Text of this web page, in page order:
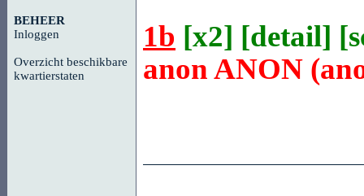
BEHEER
Inloggen
Overzicht beschikbare
kwartierstaten
1b [x2] [detail] [
anonANON